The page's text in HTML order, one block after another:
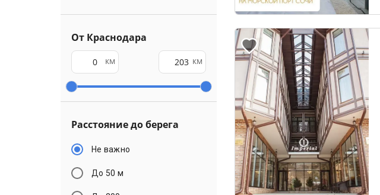
От Краснодара
км км
Расстояние до берега
Не важно
До 50 м